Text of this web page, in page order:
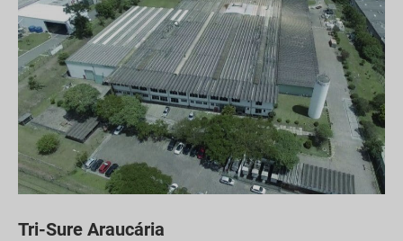
Tri-Sure Araucária